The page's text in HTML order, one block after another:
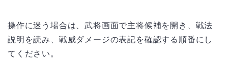
操作に迷う場合は、武将画面で主将候補を開き、戦法
説明を読み、戦威ダメージの表記を確認する順番にし
てください。